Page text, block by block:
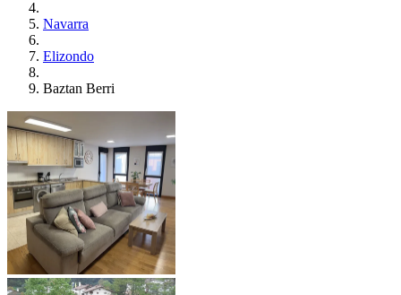
Navarra
Elizondo
Baztan Berri